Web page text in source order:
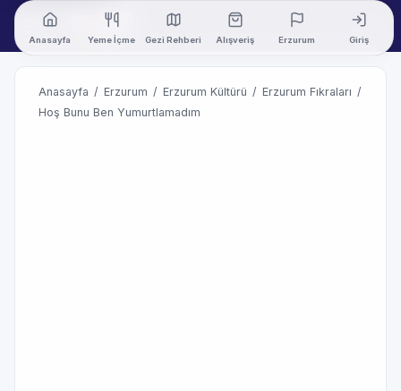
Anasayfa Yeme İçme Gezi Rehberi Alışveriş Erzurum Giriş
Anasayfa / Erzurum / Erzurum Kültürü / Erzurum Fıkraları /
Hoş Bunu Ben Yumurtlamadım